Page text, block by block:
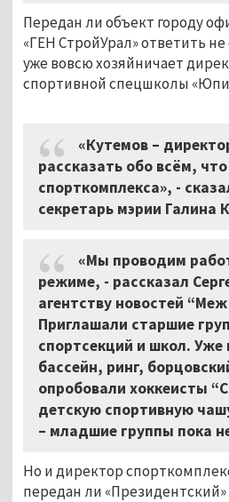
Передан ли объект городу
«ГЕН СтройУрал» ответить
уже вовсю хозяйничает
спортивной спецшколы
«Кутемов –
рассказать обо всём,
спорткомплекса», -
секретарь мэрии Галина
«Мы проводим
режиме, - рассказал
агентству новостей
Приглашали старшие
спортсекций и школ. Уже
бассейн, ринг,
опробовали хоккеисты
детскую спортивную
– младшие группы пока
Но и директор
передан ли